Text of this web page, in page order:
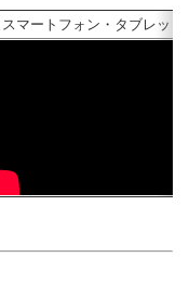
スマートフォン・タブレット